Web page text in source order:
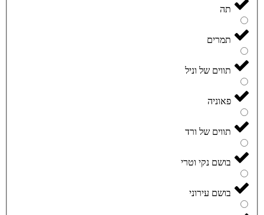
תה
תמרים
תווים של וניל
פאוניה
תווים של ורד
בושם נקי וטרי
בושם עירוני